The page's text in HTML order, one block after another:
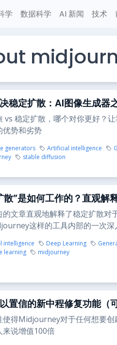
学 数据科学 AI 新闻 技术
稳定扩散：AI图像生成器
vs 稳定扩散，哪个对你更好？
优势和劣势
generators Artificial intelligence
stable diffusion
散”是如何工作的？直观解
的文章直观地解释了稳定扩散对
这样的工具内部的一次深
intelligence Deep Learning
learning
midjourney
置信的新中程修复功能（
使得Midjourney对于任何想要创
来说增值100倍